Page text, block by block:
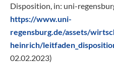
Disposition, in: uni-
https://www.uni-
regensburg.de/assets/
heinrich/
02.02.2023)